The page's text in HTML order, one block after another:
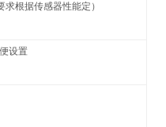
根据传感器性能定）
设置